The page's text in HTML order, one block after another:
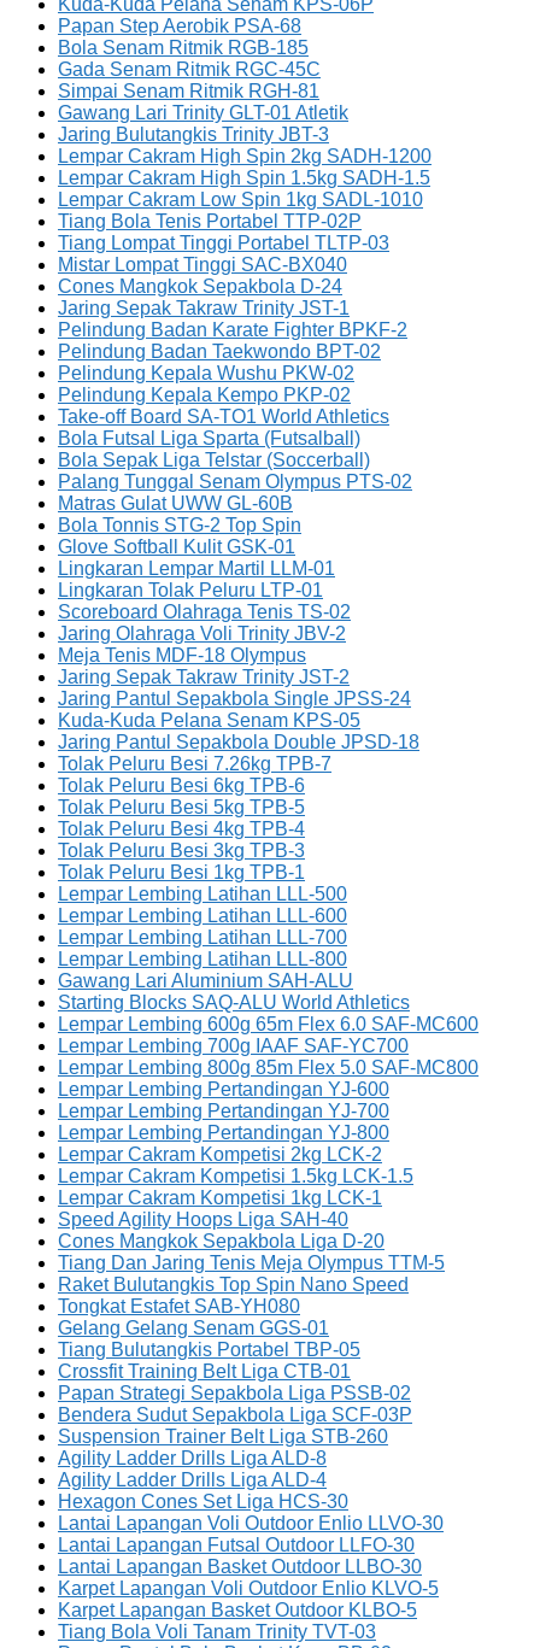
Papan Step Aerobik PSA-68
Bola Senam Ritmik RGB-185
Gada Senam Ritmik RGC-45C
Simpai Senam Ritmik RGH-81
Gawang Lari Trinity GLT-01 Atletik
Jaring Bulutangkis Trinity JBT-3
Lempar Cakram High Spin 2kg SADH-1200
Lempar Cakram High Spin 1.5kg SADH-1.5
Lempar Cakram Low Spin 1kg SADL-1010
Tiang Bola Tenis Portabel TTP-02P
Tiang Lompat Tinggi Portabel TLTP-03
Mistar Lompat Tinggi SAC-BX040
Cones Mangkok Sepakbola D-24
Jaring Sepak Takraw Trinity JST-1
Pelindung Badan Karate Fighter BPKF-2
Pelindung Badan Taekwondo BPT-02
Pelindung Kepala Wushu PKW-02
Pelindung Kepala Kempo PKP-02
Take-off Board SA-TO1 World Athletics
Bola Futsal Liga Sparta (Futsalball)
Bola Sepak Liga Telstar (Soccerball)
Palang Tunggal Senam Olympus PTS-02
Matras Gulat UWW GL-60B
Bola Tonnis STG-2 Top Spin
Glove Softball Kulit GSK-01
Lingkaran Lempar Martil LLM-01
Lingkaran Tolak Peluru LTP-01
Scoreboard Olahraga Tenis TS-02
Jaring Olahraga Voli Trinity JBV-2
Meja Tenis MDF-18 Olympus
Jaring Sepak Takraw Trinity JST-2
Jaring Pantul Sepakbola Single JPSS-24
Kuda-Kuda Pelana Senam KPS-05
Jaring Pantul Sepakbola Double JPSD-18
Tolak Peluru Besi 7.26kg TPB-7
Tolak Peluru Besi 6kg TPB-6
Tolak Peluru Besi 5kg TPB-5
Tolak Peluru Besi 4kg TPB-4
Tolak Peluru Besi 3kg TPB-3
Tolak Peluru Besi 1kg TPB-1
Lempar Lembing Latihan LLL-500
Lempar Lembing Latihan LLL-600
Lempar Lembing Latihan LLL-700
Lempar Lembing Latihan LLL-800
Gawang Lari Aluminium SAH-ALU
Starting Blocks SAQ-ALU World Athletics
Lempar Lembing 600g 65m Flex 6.0 SAF-MC600
Lempar Lembing 700g IAAF SAF-YC700
Lempar Lembing 800g 85m Flex 5.0 SAF-MC800
Lempar Lembing Pertandingan YJ-600
Lempar Lembing Pertandingan YJ-700
Lempar Lembing Pertandingan YJ-800
Lempar Cakram Kompetisi 2kg LCK-2
Lempar Cakram Kompetisi 1.5kg LCK-1.5
Lempar Cakram Kompetisi 1kg LCK-1
Speed Agility Hoops Liga SAH-40
Cones Mangkok Sepakbola Liga D-20
Tiang Dan Jaring Tenis Meja Olympus TTM-5
Raket Bulutangkis Top Spin Nano Speed
Tongkat Estafet SAB-YH080
Gelang Gelang Senam GGS-01
Tiang Bulutangkis Portabel TBP-05
Crossfit Training Belt Liga CTB-01
Papan Strategi Sepakbola Liga PSSB-02
Bendera Sudut Sepakbola Liga SCF-03P
Suspension Trainer Belt Liga STB-260
Agility Ladder Drills Liga ALD-8
Agility Ladder Drills Liga ALD-4
Hexagon Cones Set Liga HCS-30
Lantai Lapangan Voli Outdoor Enlio LLVO-30
Lantai Lapangan Futsal Outdoor LLFO-30
Lantai Lapangan Basket Outdoor LLBO-30
Karpet Lapangan Voli Outdoor Enlio KLVO-5
Karpet Lapangan Basket Outdoor KLBO-5
Tiang Bola Voli Tanam Trinity TVT-03